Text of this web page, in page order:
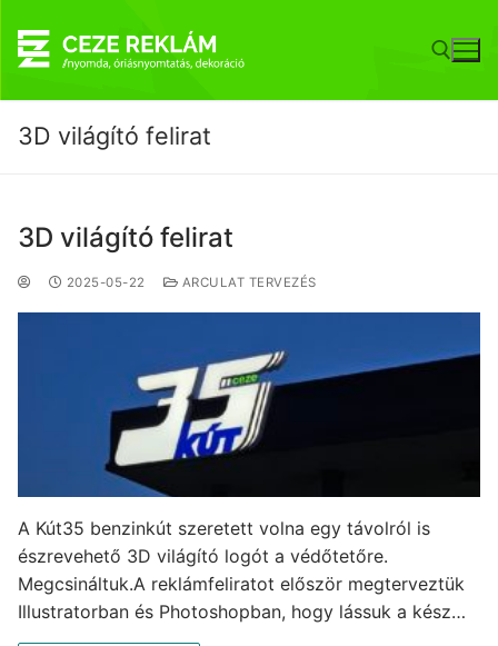
3D világító felirat
3D világító felirat
2025-05-22 ARCULAT TERVEZÉS
A Kút35 benzinkút szeretett volna egy távolról is
észrevehető 3D világító logót a védőtetőre.
Megcsináltuk.A reklámfeliratot először megterveztük
Illustratorban és Photoshopban, hogy lássuk a kész…